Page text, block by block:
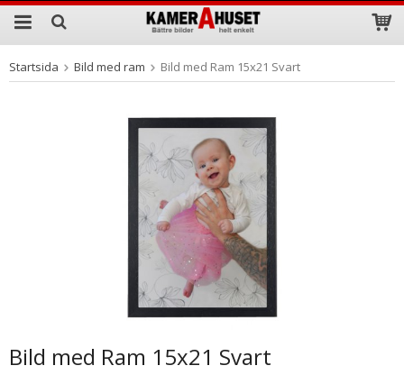
Produkten har blivit tillagd i varukorgen
Startsida Bild med ram Bild med Ram 15x21 Svart
Bild med Ram 15x21 Svart